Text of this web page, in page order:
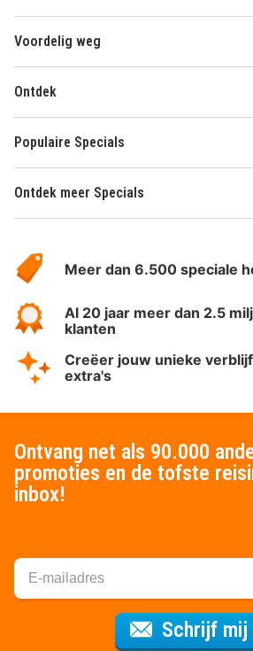
Voordelig weg
Ontdek
Populaire Specials
Ontdek meer Specials
HotelSpecials
Meer dan 6.500 speciale
Al 20 jaar meer dan 2.5
klanten
Creëer jouw unieke
extra's
Ontvang net als 90.000
promoties en de tofste
inbox!
Schrijf mij